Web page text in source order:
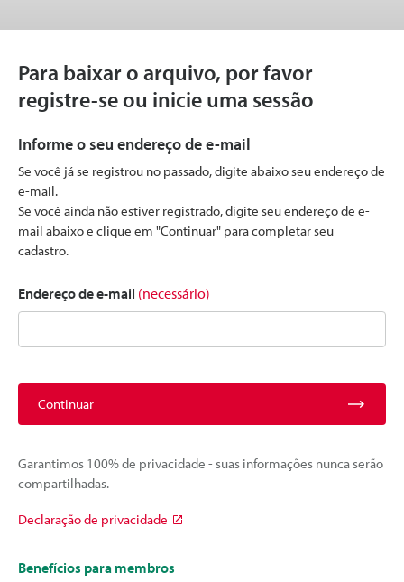
Para baixar o arquivo, por favor
registre-se ou inicie uma sessão
Informe o seu endereço de e-mail
Se você já se registrou no passado, digite abaixo seu endereço de
e-mail.
Se você ainda não estiver registrado, digite seu endereço de e-
mail abaixo e clique em "Continuar" para completar seu
cadastro.
Endereço de e-mail (necessário)
Continuar
Garantimos 100% de privacidade - suas informações nunca serão
compartilhadas.
Declaração de privacidade
Benefícios para membros